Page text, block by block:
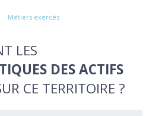
Métiers exercés
LES
DES ACTIFS
CE TERRITOIRE ?